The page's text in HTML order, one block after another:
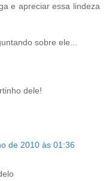
e apreciar essa lindeza
sobre ele...
dele!
de 2010 às 01:36